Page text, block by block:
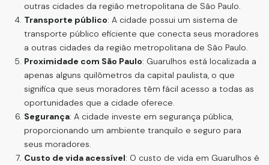
outras cidades da região metropolitana de São Paulo.
Transporte público: A cidade possui um sistema de
transporte público eficiente que conecta seus moradores
a outras cidades da região metropolitana de São Paulo.
Proximidade com São Paulo: Guarulhos está localizada a
apenas alguns quilômetros da capital paulista, o que
significa que seus moradores têm fácil acesso a todas as
oportunidades que a cidade oferece.
Segurança: A cidade investe em segurança pública,
proporcionando um ambiente tranquilo e seguro para
seus moradores.
Custo de vida acessível: O custo de vida em Guarulhos é